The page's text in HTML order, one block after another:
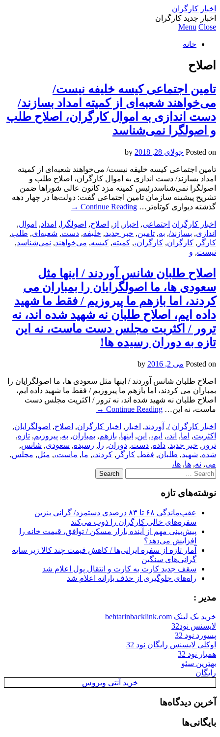
اخبار کارگران
اخبار جدید کارگران
Menu Close
خانه
اصلاح
تامین اجتماعی کیسه خلیفه نیست/
می‌خواهند شعبه‌ای از کمیته امداد بسازند/
دست اندازی به اموال کارگران، اصلاح طلب
و اصولگرا نمی‌شناسد
Posted on جولای 28, 2018
تامین اجتماعی کیسه خلیفه نیست/ می‌خواهند شعبه‌ای از کمیته
امداد بسازند/ دست اندازی به اموال کارگران، اصلاح طلب و
اصولگرا نمی‌شناسدرئیس کمیته مزد کانون عالی شوراها ضمن
تشریح پیشینه سازمان تامین اجتماعی گفت: دولت‌ها در چهار دهه
گذشته دیواری کوتاه‌تر… Continue Reading
→
اخبار کارگران اجتماعی, اخبار , از , اصلاح, اصولگرا , امداد, اموال,
اندازی, بسازند/, به, تامین, خبر جدید, خلیفه, دست, شعبه‌ای, طلب,
کارگر , کارگران, کارگران،, کمیته, کیسه, می‌‌خواهند, نمی‌شناسد,
نیست, و
اصلاح طلبان شانس آوردند / اینها مثل
سعودی ها، ما اصولگرایان را بمباران می
کردند، اما بازهم ما پیروزیم / فقط ما شهید
داده ایم، اصلاح طلبان نه شهید شده اند، نه
ترور / اکثریت مجلس دست ماست، نه این
تازه به دوران رسیده ها!
Posted on می 2, 2016
اصلاح طلبان شانس آوردند / اینها مثل سعودی ها، ما اصولگرایان را
بمباران می کردند، اما بازهم ما پیروزیم / فقط ما شهید داده ایم،
اصلاح طلبان نه شهید شده اند، نه ترور / اکثریت مجلس دست
ماست، نه این… Continue Reading
→
اخبار کارگران /
, آوردند, اخبار , اخبار کارگران, اصلاح, اصولگرایان,
اکثریت, اما, اند،, ایم،, این, اینها, بازهم, بمباران, به, پیروزیم, تازه,
ترور , خبر جدید, داده, دست, دوران, را , رسیده, سعودی, شانس,
شده, شهید, طلبان, فقط, کارگر , کردند،, ما, ماست،, مثل, مجلس,
می, نه, ها, ها،
Search
for:
نوشته‌های تازه
عقب‌ماندگی ۶۸ تا ۸۳ درصدی دستمزد/ گرانی بنزین
سفره‌های خالی کارگران را ذوب می‌کند
پیش‌بینی مهم از آینده بازار مسکن / توافق، قیمت خانه را
افزایش می‌دهد؟
آمار تازه از سفره ایرانی‌ها / کاهش قیمت چند کالا زیر سایه
گرانی‌های سنگین
سقف جدید کارت به کارت و انتقال پول اعلام شد
راه‌های جلوگیری از حذف یارانه اعلام شد
مدیر :
خرید بک لینک behtarinbacklink.com
لایسنس نود32
پسورد نود 32
اوکلی لایسنس رایگان نود 32
همیار نود 32
بهترین سئو
رایگان
خرید آنتی ویروس
آخرین دیدگاه‌ها
بایگانی‌ها